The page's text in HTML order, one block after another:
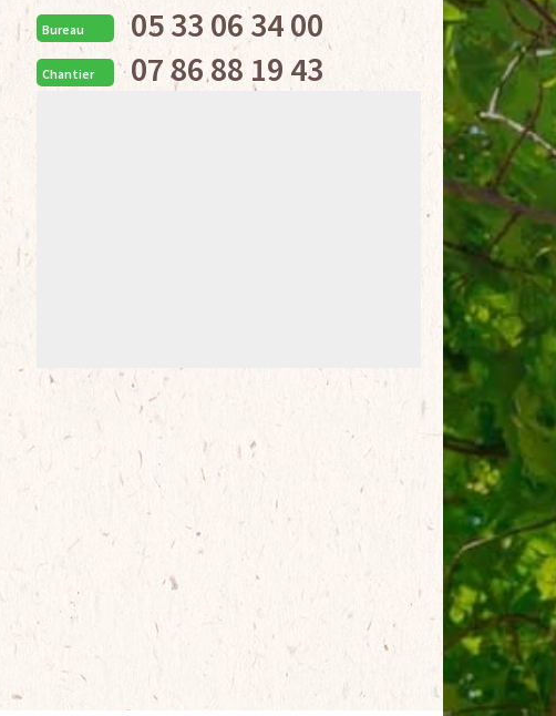
Bureau 05 33 06 34 00
Chantier 07 86 88 19 43